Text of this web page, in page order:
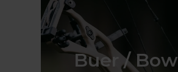
Buer / Bow